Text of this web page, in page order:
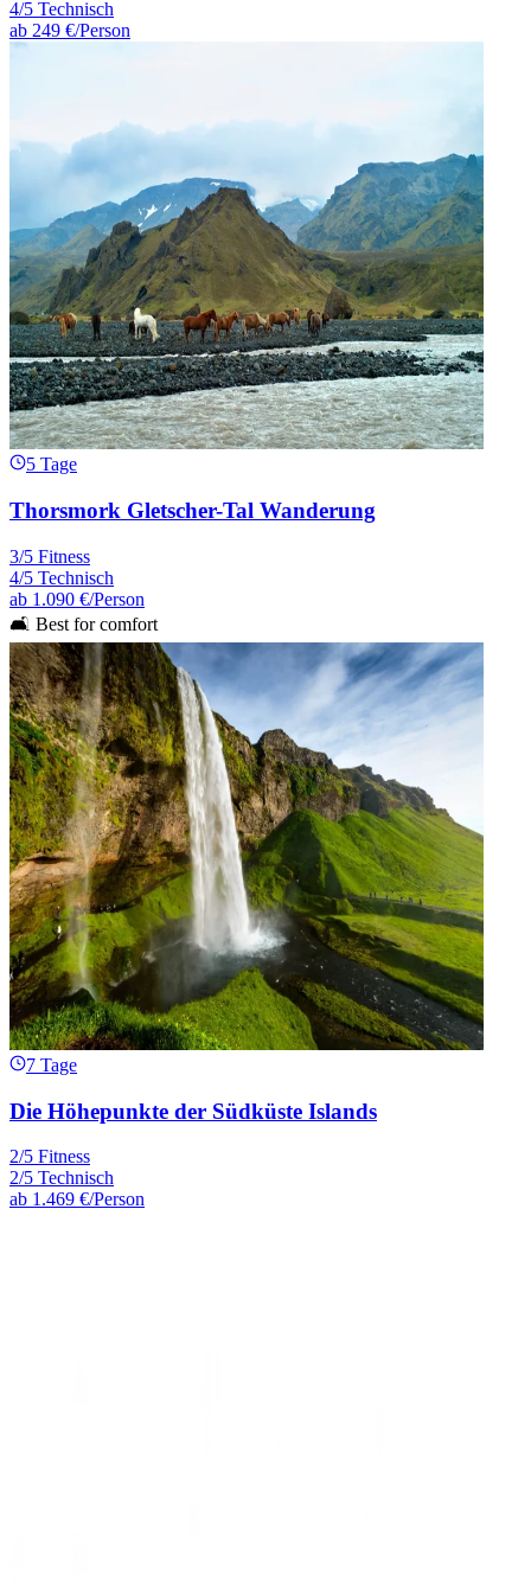
4/5 Technisch
ab 249 €/Person
5 Tage
Thorsmork Gletscher-Tal Wanderung
3/5 Fitness
4/5 Technisch
ab 1.090 €/Person
🛋️ Best for comfort
7 Tage
Die Höhepunkte der Südküste Islands
2/5 Fitness
2/5 Technisch
ab 1.469 €/Person